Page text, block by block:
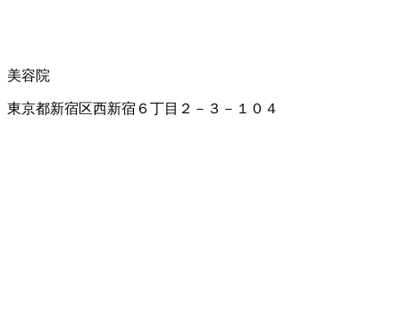
美容院
東京都新宿区西新宿６丁目２－３－１０４